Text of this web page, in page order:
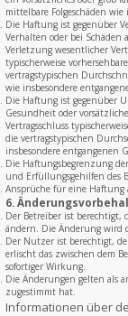
mittelbare Folgeschäden
Die Haftung ist gegenüber
Verhalten oder bei
Verletzung wesentlicher
typischerweise
vertragstypischen
wie insbesondere
Die Haftung ist gegenüber
Gesundheit oder
Vertragsschluss
die vertragstypischen
insbesondere entgangenen
Die Haftungsbegrenzung
und Erfüllungsgehilfen des
Ansprüche für eine
6.
Der Betreiber ist
ändern. Die Änderung wird
Der Nutzer ist berechtigt,
erlischt das zwischen dem
sofortiger Wirkung.
Die Änderungen gelten als
zugestimmt hat.
Informationen über